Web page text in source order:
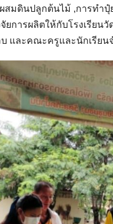
สมดินปลูกต้นไม้ ,การทำ
การผลิตให้กับโรงเรียน
และคณะครูและนักเรียน